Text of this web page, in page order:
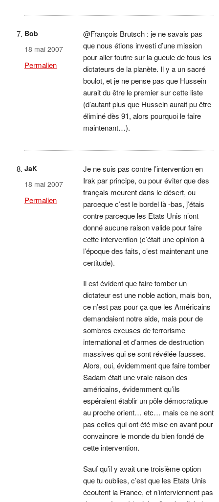
Bob
18 mai 2007
Permalien
@François Brutsch : je ne savais pas
que nous étions investi d’une mission
pour aller foutre sur la gueule de tous les
dictateurs de la planète. Il y a un sacré
boulot, et je ne pense pas que Hussein
aurait du être le premier sur cette liste
(d’autant plus que Hussein aurait pu être
éliminé dès 91, alors pourquoi le faire
maintenant…).
JaK
18 mai 2007
Permalien
Je ne suis pas contre l’intervention en
Irak par principe, ou pour éviter que des
français meurent dans le désert, ou
parceque c’est le bordel là -bas, j’étais
contre parceque les Etats Unis n’ont
donné aucune raison valide pour faire
cette intervention (c’était une opinion à
l’époque des faits, c’est maintenant une
certitude).
Il est évident que faire tomber un
dictateur est une noble action, mais bon,
ce n’est pas pour ça que les Américains
demandaient notre aide, mais pour de
sombres excuses de terrorisme
international et d’armes de destruction
massives qui se sont révélée fausses.
Alors, oui, évidemment que faire tomber
Sadam était une vraie raison des
américains, évidemment qu’ils
espéraient établir un pôle démocratique
au proche orient… etc… mais ce ne sont
pas celles qui ont été mise en avant pour
convaincre le monde du bien fondé de
cette intervention.
Sauf qu’il y avait une troisième option
que tu oublies, c’est que les Etats Unis
écoutent la France, et n’interviennent pas